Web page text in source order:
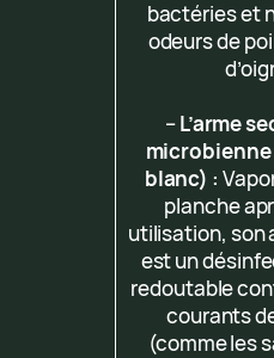
bactéries et
odeurs de
–L’arme
blanc) :
planche
utilisation, son
est un
redoutable
courants
(comme les